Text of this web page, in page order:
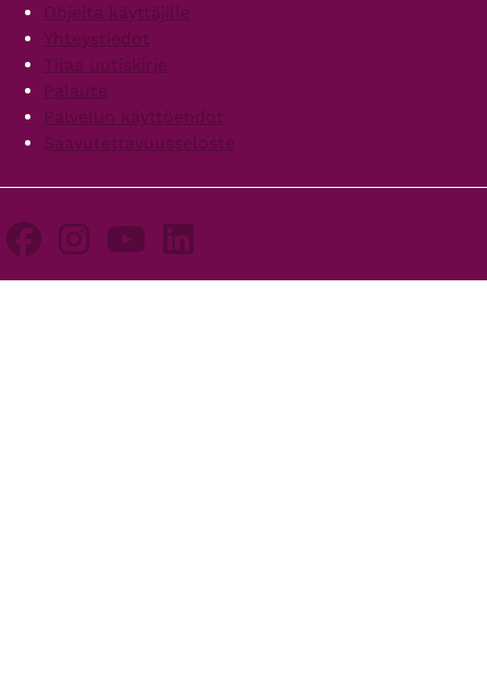
Ohjeita käyttäjille
Yhteystiedot
Tilaa uutiskirje
Palaute
Palvelun käyttöehdot
Saavutettavuusseloste